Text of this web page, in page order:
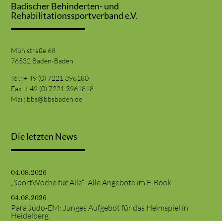
Badischer Behinderten- und
Rehabilitationssportverband e.V.
Mühlstraße 68
76532 Baden-Baden
Tel.: + 49 (0) 7221 396180
Fax: + 49 (0) 7221 3961818
Mail: bbs@bbsbaden.de
Die letzten News
04.08.2026
„SportWoche für Alle“: Alle Angebote im E-Book
04.08.2026
Para Judo-EM: Junges Aufgebot für das Heimspiel in
Heidelberg